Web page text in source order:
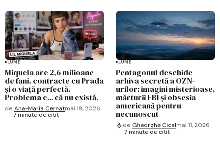
LUME
Miquela are 2,6 milioane
de fani, contracte cu Prada
și o viață perfectă.
Problema e... că nu există.
de Ana-Maria Cernatmai 19, 2026
7 minute de citit
LUME
Pentagonul deschide
arhiva secretă a OZN-
urilor: imagini misterioase,
mărturii FBI și obsesia
americană pentru
necunoscut
de Gheorghe Cicalmai 11, 2026
7 minute de citit